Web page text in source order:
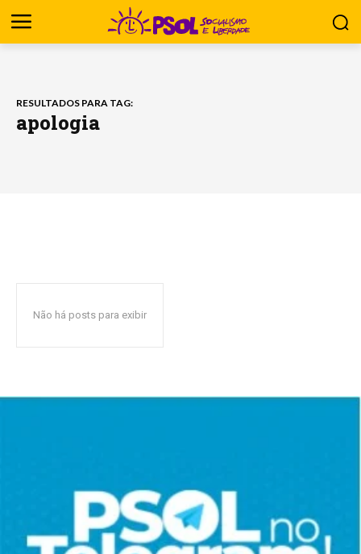
RESULTADOS PARA TAG:
apologia
Não há posts para exibir